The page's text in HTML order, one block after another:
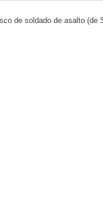
de soldado de asalto (de